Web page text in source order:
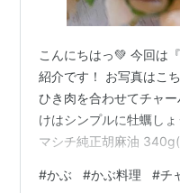
こんにちはっ💚 今回は
紹介です！ お写真はこ
ひき肉を合わせてチャ
けはシンプルに牡蠣し
マシチ純正胡麻油
能。 ぜひお試し下さい
#かぶ #かぶ料理 #チ